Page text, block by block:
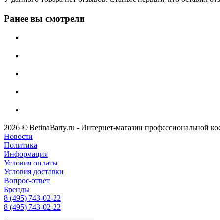
Ранее вы смотрели
2026 © BetinaBarty.ru - Интернет-магазин профессиональной
Новости
Политика
Информация
Условия оплаты
Условия доставки
Вопрос-ответ
Бренды
8 (495) 743-02-22
8 (495) 743-02-22